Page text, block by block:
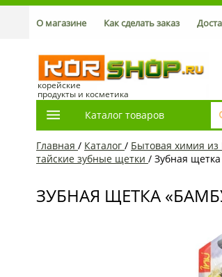
О магазине Как сделать заказ
корейские
продукты и косметика
Каталог товаров
Главная / Каталог / Бытовая химия
тайские зубные щетки / Зубная
ЗУБНАЯ ЩЕТКА